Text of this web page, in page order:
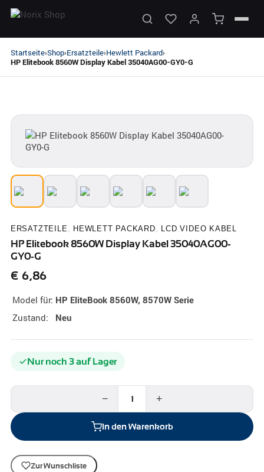
Startseite›Shop›Ersatzteile›Hewlett Packard›
HP Elitebook 8560W Display Kabel 35040AG00-GY0-G
ERSATZTEILE, HEWLETT PACKARD, LCD VIDEO KABEL
HP Elitebook 8560W Display Kabel 35040AG00-
GY0-G
€ 6,86
Model für: HP EliteBook 8560W, 8570W Serie
Zustand: Neu
Nur noch 3 auf Lager
− +
In den Warenkorb
Zur Wunschliste